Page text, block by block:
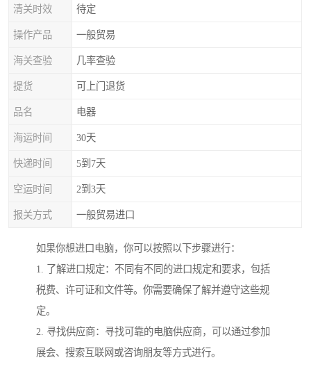
清关时效 待定
操作产品 一般贸易
海关查验 几率查验
提货 可上门退货
品名 电器
海运时间 30天
快递时间 5到7天
空运时间 2到3天
报关方式 一般贸易进口
如果你想进口电脑，你可以按照以下步骤进行：
1. 了解进口规定：不同有不同的进口规定和要求，包括
税费、许可证和文件等。你需要确保了解并遵守这些规
定。
2. 寻找供应商：寻找可靠的电脑供应商，可以通过参加
展会、搜索互联网或咨询朋友等方式进行。